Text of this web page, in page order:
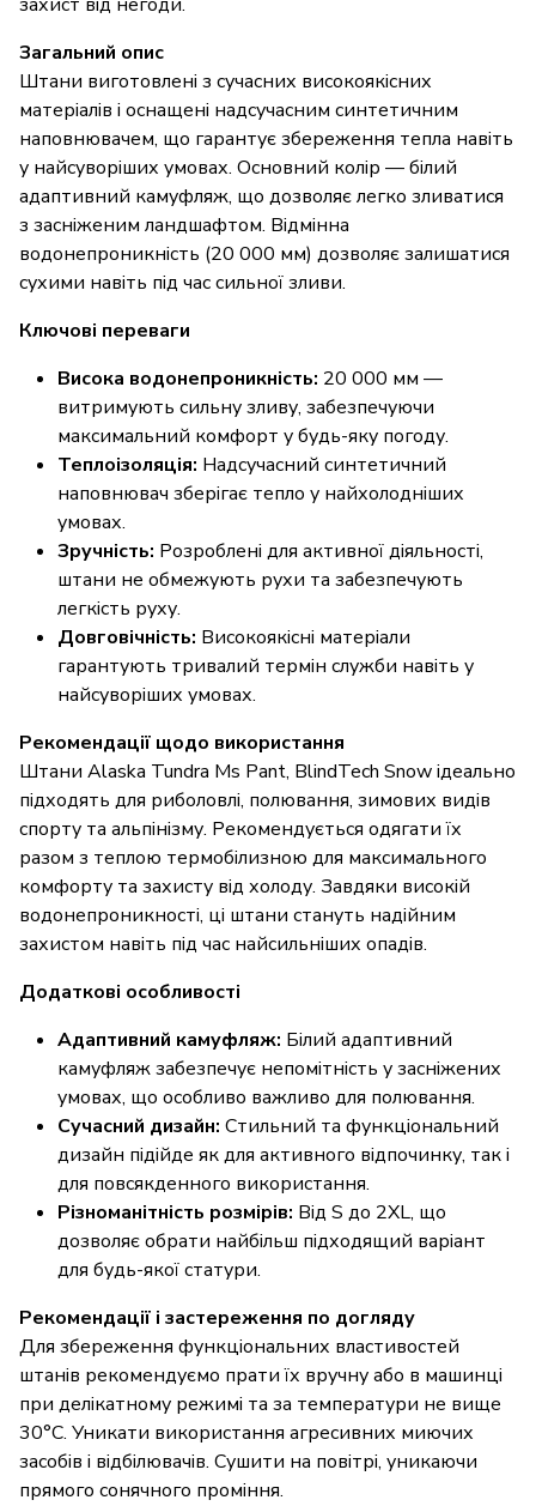
захист від негоди.
Загальний опис
Штани виготовлені з сучасних високоякісних
матеріалів і оснащені надсучасним синтетичним
наповнювачем, що гарантує збереження тепла навіть
у найсуворіших умовах. Основний колір — білий
адаптивний камуфляж, що дозволяє легко зливатися
з засніженим ландшафтом. Відмінна
водонепроникність (20 000 мм) дозволяє залишатися
сухими навіть під час сильної зливи.
Ключові переваги
Висока водонепроникність: 20 000 мм —
витримують сильну зливу, забезпечуючи
максимальний комфорт у будь-яку погоду.
Теплоізоляція: Надсучасний синтетичний
наповнювач зберігає тепло у найхолодніших
умовах.
Зручність: Розроблені для активної діяльності,
штани не обмежують рухи та забезпечують
легкість руху.
Довговічність: Високоякісні матеріали
гарантують тривалий термін служби навіть у
найсуворіших умовах.
Рекомендації щодо використання
Штани Alaska Tundra Ms Pant, BlindTech Snow ідеально
підходять для риболовлі, полювання, зимових видів
спорту та альпінізму. Рекомендується одягати їх
разом з теплою термобілизною для максимального
комфорту та захисту від холоду. Завдяки високій
водонепроникності, ці штани стануть надійним
захистом навіть під час найсильніших опадів.
Додаткові особливості
Адаптивний камуфляж: Білий адаптивний
камуфляж забезпечує непомітність у засніжених
умовах, що особливо важливо для полювання.
Сучасний дизайн: Стильний та функціональний
дизайн підійде як для активного відпочинку, так і
для повсякденного використання.
Різноманітність розмірів: Від S до 2XL, що
дозволяє обрати найбільш підходящий варіант
для будь-якої статури.
Рекомендації і застереження по догляду
Для збереження функціональних властивостей
штанів рекомендуємо прати їх вручну або в машинці
при делікатному режимі та за температури не вище
30°C. Уникати використання агресивних миючих
засобів і відбілювачів. Сушити на повітрі, уникаючи
прямого сонячного проміння.